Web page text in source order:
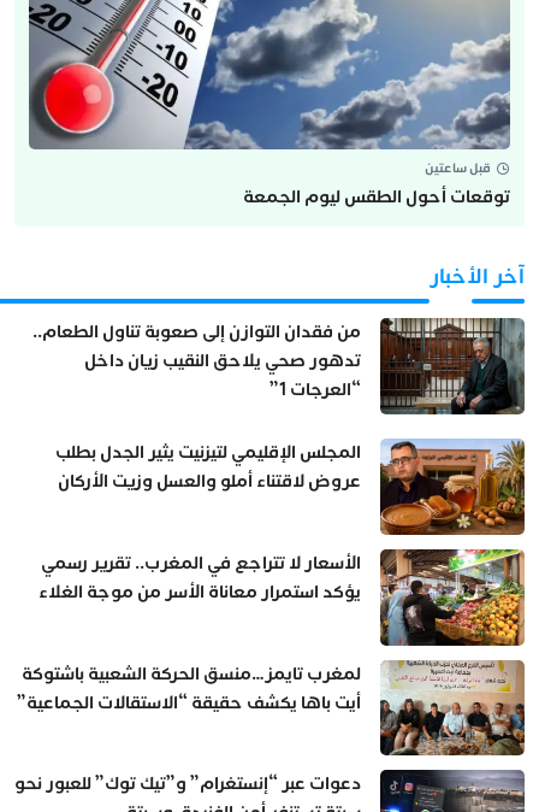
قبل ساعتين
توقعات أحول الطقس ليوم الجمعة
آخر الأخبار
من فقدان التوازن إلى صعوبة تناول الطعام..
تدهور صحي يلاحق النقيب زيان داخل
“العرجات 1”
المجلس الإقليمي لتيزنيت يثير الجدل بطلب
عروض لاقتناء أملو والعسل وزيت الأركان
الأسعار لا تتراجع في المغرب.. تقرير رسمي
يؤكد استمرار معاناة الأسر من موجة الغلاء
لمغرب تايمز…منسق الحركة الشعبية باشتوكة
أيت باها يكشف حقيقة “الاستقالات الجماعية”
دعوات عبر “إنستغرام” و”تيك توك” للعبور نحو